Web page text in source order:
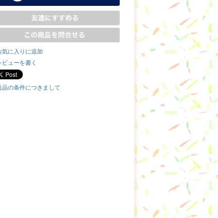
気に入りに追加
ビューを書く
品の条件につきまして